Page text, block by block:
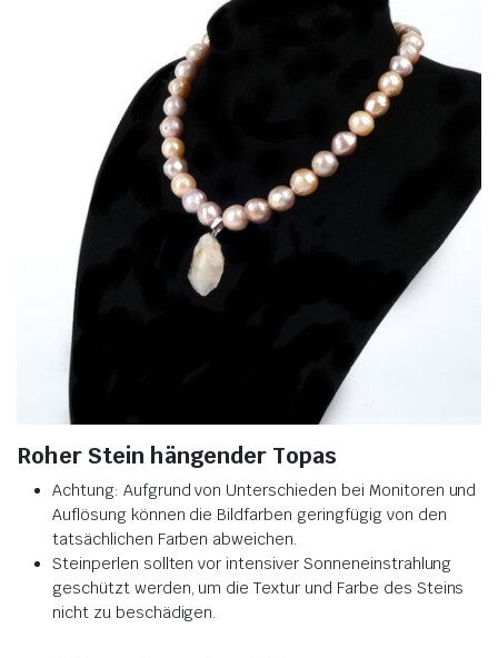
Roher Stein hängender Topas
Achtung: Aufgrund von Unterschieden bei Monitoren und
Auflösung können die Bildfarben geringfügig von den
tatsächlichen Farben abweichen.
Steinperlen sollten vor intensiver Sonneneinstrahlung
geschützt werden, um die Textur und Farbe des Steins
nicht zu beschädigen.